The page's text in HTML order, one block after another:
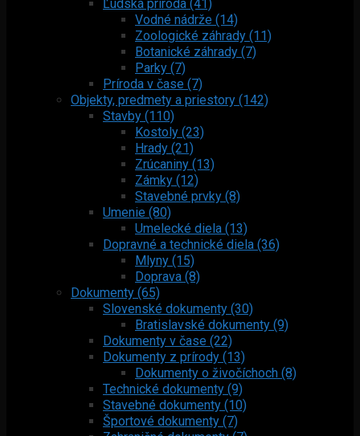
Ľudská príroda (41)
Vodné nádrže (14)
Zoologické záhrady (11)
Botanické záhrady (7)
Parky (7)
Príroda v čase (7)
Objekty, predmety a priestory (142)
Stavby (110)
Kostoly (23)
Hrady (21)
Zrúcaniny (13)
Zámky (12)
Stavebné prvky (8)
Umenie (80)
Umelecké diela (13)
Dopravné a technické diela (36)
Mlyny (15)
Doprava (8)
Dokumenty (65)
Slovenské dokumenty (30)
Bratislavské dokumenty (9)
Dokumenty v čase (22)
Dokumenty z prírody (13)
Dokumenty o živočíchoch (8)
Technické dokumenty (9)
Stavebné dokumenty (10)
Športové dokumenty (7)